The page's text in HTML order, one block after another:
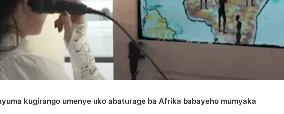
kugirango umenye uko abaturage ba Afrika babayeho mumyaka